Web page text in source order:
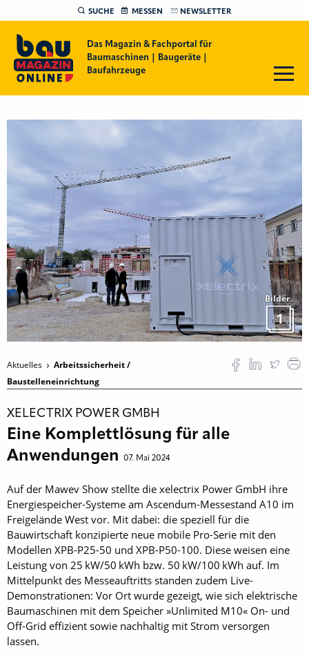
SUCHE MESSEN NEWSLETTER
Das Magazin & Fachportal für
Baumaschinen | Baugeräte |
Baufahrzeuge
Bilder
1
Aktuelles
Arbeitssicherheit /
Baustelleneinrichtung
XELECTRIX POWER GMBH
Eine Komplettlösung für alle
Anwendungen
07. Mai 2024
Auf der Mawev Show stellte die xelectrix Power GmbH ihre
Energiespeicher-Systeme am Ascendum-Messestand A10 im
Freigelände West vor. Mit dabei: die speziell für die
Bauwirtschaft konzipierte neue mobile Pro-Serie mit den
Modellen XPB-P25-50 und XPB-P50-100. Diese weisen eine
Leistung von 25 kW/50 kWh bzw. 50 kW/100 kWh auf. Im
Mittelpunkt des Messeauftritts standen zudem Live-
Demonstrationen: Vor Ort wurde gezeigt, wie sich elektrische
Baumaschinen mit dem Speicher »Unlimited M10« On- und
Off-Grid effizient sowie nachhaltig mit Strom versorgen
lassen.